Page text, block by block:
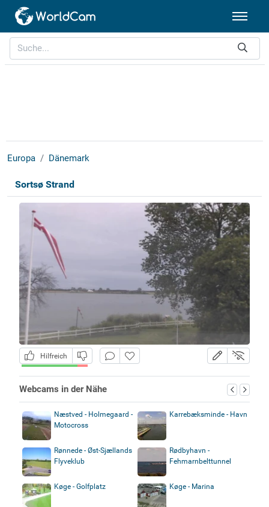
Europa Dänemark
Sortsø Strand
Hilfreich
Webcams in der Nähe
Næstved - Holmegaard -
Motocross
Karrebæksminde - Havn
Rønnede - Øst-Sjællands
Flyveklub
Rødbyhavn -
Fehmarnbelttunnel
Køge - Golfplatz Køge - Marina